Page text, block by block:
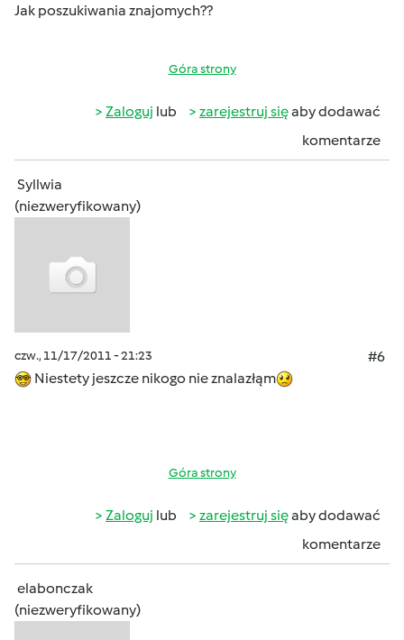
Jak poszukiwania znajomych??
Góra strony
Zaloguj lub zarejestruj sięaby dodawać
komentarze
Syllwia
(niezweryfikowany)
czw., 11/17/2011 - 21:23
#6
Niestety jeszcze nikogo nie znalazłąm
Góra strony
Zaloguj lub zarejestruj sięaby dodawać
komentarze
elabonczak
(niezweryfikowany)